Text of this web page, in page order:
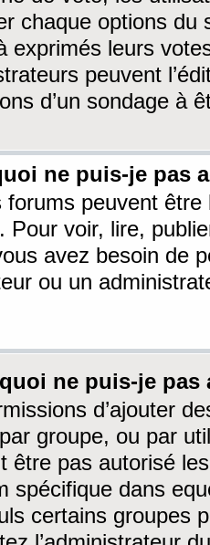
chaque options du
exprimés leurs
peuvent
d’un sondage à
ne puis-je pas
forums peuvent être
Pour voir, lire,
avez besoin de
ou un
ne puis-je
d’ajouter
groupe, ou par
être pas autorisé
spécifique dans
certains groupes